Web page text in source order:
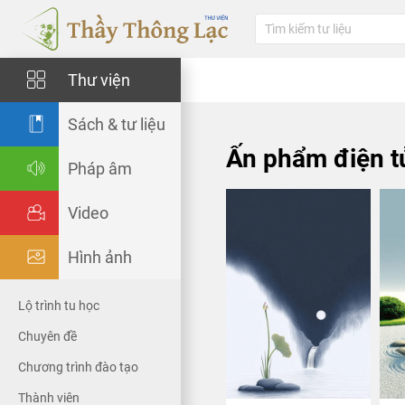
Thư viện
Sách & tư liệu
Pháp âm
Video
Hình ảnh
Lộ trình tu học
Chuyên đề
Chương trình đào tạo
Thành viên
Ấn phẩm điện